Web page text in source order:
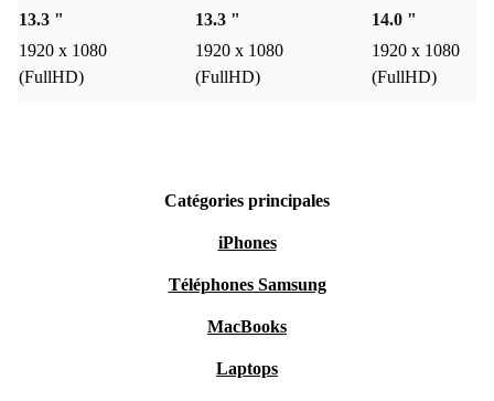
13.3 "
1920 x 1080
(FullHD)
13.3 "
1920 x 1080
(FullHD)
14.0 "
1920 x 1080
(FullHD)
Catégories principales
iPhones
Téléphones Samsung
MacBooks
Laptops